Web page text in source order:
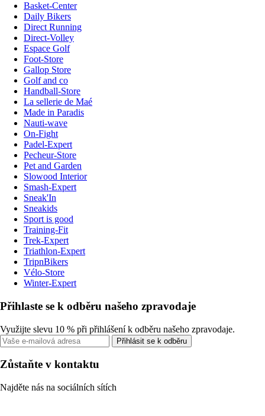
Basket-Center
Daily Bikers
Direct Running
Direct-Volley
Espace Golf
Foot-Store
Gallop Store
Golf and co
Handball-Store
La sellerie de Maé
Made in Paradis
Nauti-wave
On-Fight
Padel-Expert
Pecheur-Store
Pet and Garden
Slowood Interior
Smash-Expert
Sneak'In
Sneakids
Sport is good
Training-Fit
Trek-Expert
Triathlon-Expert
TripnBikers
Vélo-Store
Winter-Expert
Přihlaste se k odběru našeho zpravodaje
Využijte slevu 10 % při přihlášení k odběru našeho zpravodaje.
Přihlásit se k odběru
Zůstaňte v kontaktu
Najděte nás na sociálních sítích